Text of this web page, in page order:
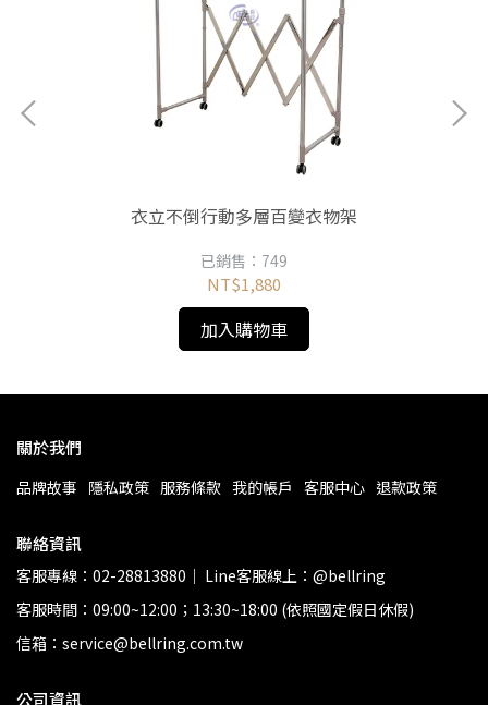
衣立不倒行動多層百變衣物架
已銷售：749
NT$1,880
加入購物車
關於我們
品牌故事 隱私政策 服務條款 我的帳戶 客服中心 退款政策
聯絡資訊
客服專線：02-28813880｜ Line客服線上：@bellring
客服時間：09:00~12:00；13:30~18:00 (依照國定假日休假)
信箱：service@bellring.com.tw
公司資訊